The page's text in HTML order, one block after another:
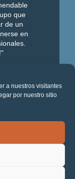
a nuestros visitantes
por nuestro sitio
que
de un
en
650